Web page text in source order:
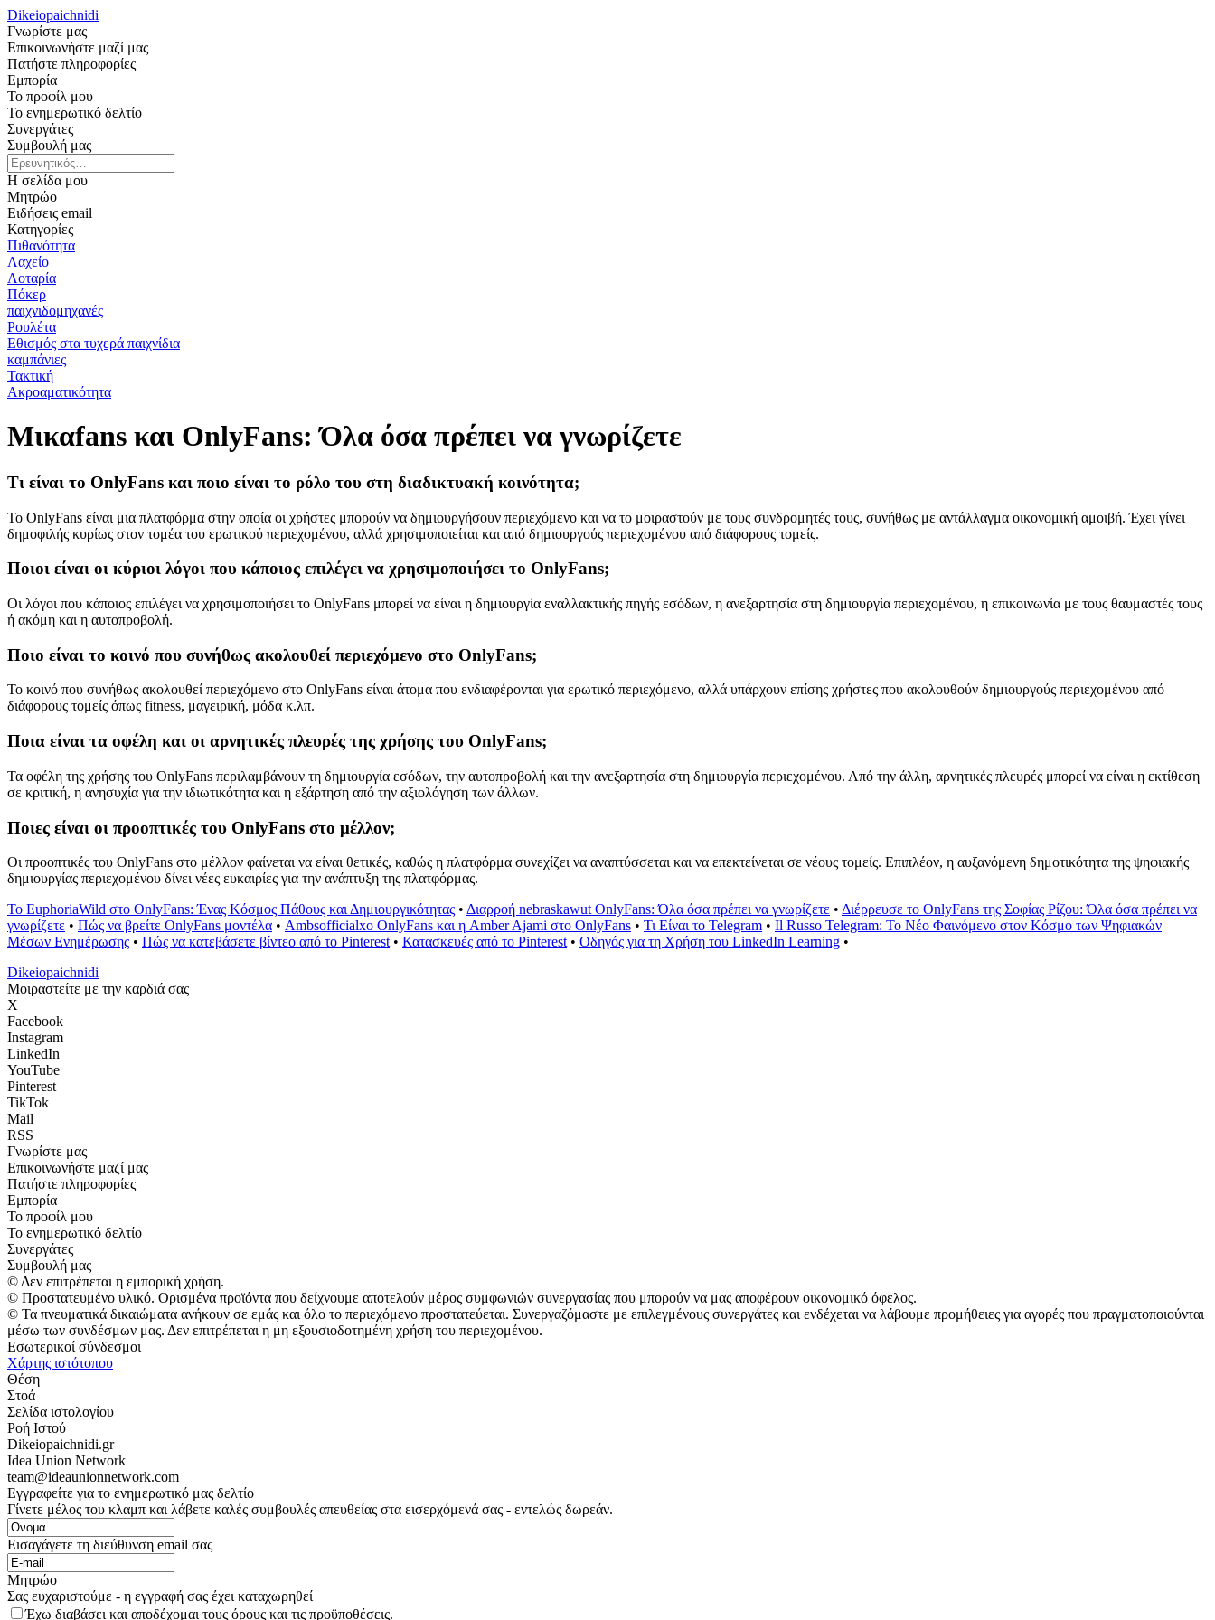
Dikeiopaichnidi
Γνωρίστε μας
Επικοινωνήστε μαζί μας
Πατήστε πληροφορίες
Εμπορία
Το προφίλ μου
Το ενημερωτικό δελτίο
Συνεργάτες
Συμβουλή μας
Η σελίδα μου
Μητρώο
Ειδήσεις email
Κατηγορίες
Πιθανότητα
Λαχείο
Λοταρία
Πόκερ
παιχνιδομηχανές
Ρουλέτα
Εθισμός στα τυχερά παιχνίδια
καμπάνιες
Τακτική
Ακροαματικότητα
Μικαfans και OnlyFans: Όλα όσα πρέπει να γνωρίζετε
Τι είναι το OnlyFans και ποιο είναι το ρόλο του στη διαδικτυακή κοινότητα;
Το OnlyFans είναι μια πλατφόρμα στην οποία οι χρήστες μπορούν να δημιουργήσουν περιεχόμενο και να το μοιραστούν με τους συνδρομητές τους, συνήθως με αντάλλαγμα οικονομική αμοιβή. Έχει γίνει
δημοφιλής κυρίως στον τομέα του ερωτικού περιεχομένου, αλλά χρησιμοποιείται και από δημιουργούς περιεχομένου από διάφορους τομείς.
Ποιοι είναι οι κύριοι λόγοι που κάποιος επιλέγει να χρησιμοποιήσει το OnlyFans;
Οι λόγοι που κάποιος επιλέγει να χρησιμοποιήσει το OnlyFans μπορεί να είναι η δημιουργία εναλλακτικής πηγής εσόδων, η ανεξαρτησία στη δημιουργία περιεχομένου, η επικοινωνία με τους θαυμαστές τους
ή ακόμη και η αυτοπροβολή.
Ποιο είναι το κοινό που συνήθως ακολουθεί περιεχόμενο στο OnlyFans;
Το κοινό που συνήθως ακολουθεί περιεχόμενο στο OnlyFans είναι άτομα που ενδιαφέρονται για ερωτικό περιεχόμενο, αλλά υπάρχουν επίσης χρήστες που ακολουθούν δημιουργούς περιεχομένου από
διάφορους τομείς όπως fitness, μαγειρική, μόδα κ.λπ.
Ποια είναι τα οφέλη και οι αρνητικές πλευρές της χρήσης του OnlyFans;
Τα οφέλη της χρήσης του OnlyFans περιλαμβάνουν τη δημιουργία εσόδων, την αυτοπροβολή και την ανεξαρτησία στη δημιουργία περιεχομένου. Από την άλλη, αρνητικές πλευρές μπορεί να είναι η εκτίθεση
σε κριτική, η ανησυχία για την ιδιωτικότητα και η εξάρτηση από την αξιολόγηση των άλλων.
Ποιες είναι οι προοπτικές του OnlyFans στο μέλλον;
Οι προοπτικές του OnlyFans στο μέλλον φαίνεται να είναι θετικές, καθώς η πλατφόρμα συνεχίζει να αναπτύσσεται και να επεκτείνεται σε νέους τομείς. Επιπλέον, η αυξανόμενη δημοτικότητα της ψηφιακής
δημιουργίας περιεχομένου δίνει νέες ευκαιρίες για την ανάπτυξη της πλατφόρμας.
Το EuphoriaWild στο OnlyFans: Ένας Κόσμος Πάθους και Δημιουργικότητας • Διαρροή nebraskawut OnlyFans: Όλα όσα πρέπει να γνωρίζετε • Διέρρευσε το OnlyFans της Σοφίας Ρίζου: Όλα όσα πρέπει να
γνωρίζετε • Πώς να βρείτε OnlyFans μοντέλα • Ambsofficialxo OnlyFans και η Amber Ajami στο OnlyFans • Τι Είναι το Telegram • Il Russo Telegram: Το Νέο Φαινόμενο στον Κόσμο των Ψηφιακών
Μέσων Ενημέρωσης • Πώς να κατεβάσετε βίντεο από το Pinterest • Κατασκευές από το Pinterest • Οδηγός για τη Χρήση του LinkedIn Learning •
Dikeiopaichnidi
Μοιραστείτε με την καρδιά σας
X
Facebook
Instagram
LinkedIn
YouTube
Pinterest
TikTok
Mail
RSS
Γνωρίστε μας
Επικοινωνήστε μαζί μας
Πατήστε πληροφορίες
Εμπορία
Το προφίλ μου
Το ενημερωτικό δελτίο
Συνεργάτες
Συμβουλή μας
© Δεν επιτρέπεται η εμπορική χρήση.
© Προστατευμένο υλικό. Ορισμένα προϊόντα που δείχνουμε αποτελούν μέρος συμφωνιών συνεργασίας που μπορούν να μας αποφέρουν οικονομικό όφελος.
© Τα πνευματικά δικαιώματα ανήκουν σε εμάς και όλο το περιεχόμενο προστατεύεται. Συνεργαζόμαστε με επιλεγμένους συνεργάτες και ενδέχεται να λάβουμε προμήθειες για αγορές που πραγματοποιούνται
μέσω των συνδέσμων μας. Δεν επιτρέπεται η μη εξουσιοδοτημένη χρήση του περιεχομένου.
Εσωτερικοί σύνδεσμοι
Χάρτης ιστότοπου
Θέση
Στοά
Σελίδα ιστολογίου
Ροή Ιστού
Dikeiopaichnidi.gr
Idea Union Network
team@ideaunionnetwork.com
Εγγραφείτε για το ενημερωτικό μας δελτίο
Γίνετε μέλος του κλαμπ και λάβετε καλές συμβουλές απευθείας στα εισερχόμενά σας - εντελώς δωρεάν.
Εισαγάγετε τη διεύθυνση email σας
Μητρώο
Σας ευχαριστούμε - η εγγραφή σας έχει καταχωρηθεί
Έχω διαβάσει και αποδέχομαι τους όρους και τις προϋποθέσεις.